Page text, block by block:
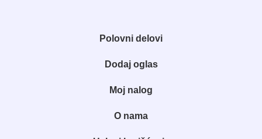
Polovni delovi
Dodaj oglas
Moj nalog
O nama